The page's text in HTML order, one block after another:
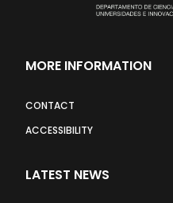
MORE INFORMATION
CONTACT
ACCESSIBILITY
LATEST NEWS